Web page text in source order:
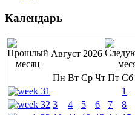
Календарь
Август 2026
Пн Вт Ср Чт Пт Сб
1
3
4 5 6 7 8